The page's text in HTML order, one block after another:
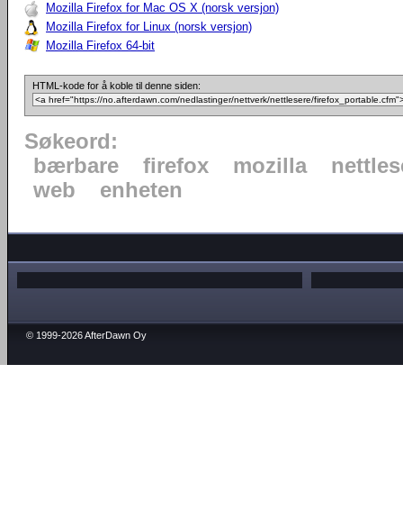
Mozilla Firefox for Mac OS X (norsk versjon)
Mozilla Firefox for Linux (norsk versjon)
Mozilla Firefox 64-bit
HTML-kode for å koble til denne siden:
Søkeord:
bærbare
firefox mozilla
web
enheten
© 1999-2026 AfterDawn Oy